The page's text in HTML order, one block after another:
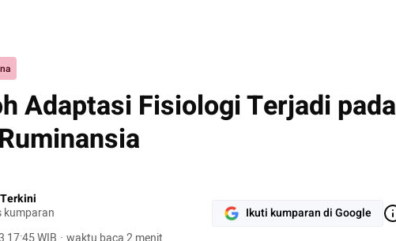
Adaptasi Fisiologi Terjadi pada
kumparan
Ikuti kumparan di Google